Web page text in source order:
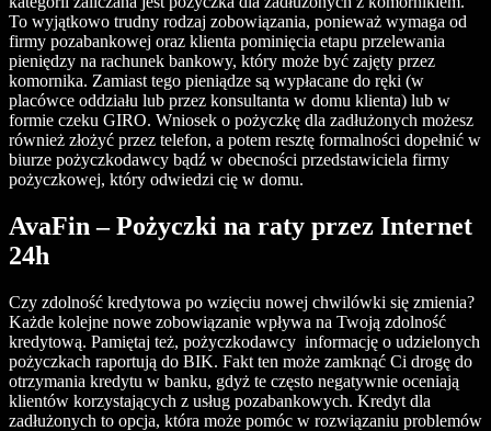
To wyjątkowo trudny rodzaj zobowiązania, ponieważ wymaga od
firmy pozabankowej oraz klienta pominięcia etapu przelewania
pieniędzy na rachunek bankowy, który może być zajęty przez
komornika. Zamiast tego pieniądze są wypłacane do ręki (w
placówce oddziału lub przez konsultanta w domu klienta) lub w
formie czeku GIRO. Wniosek o pożyczkę dla zadłużonych możesz
również złożyć przez telefon, a potem resztę formalności dopełnić w
biurze pożyczkodawcy bądź w obecności przedstawiciela firmy
pożyczkowej, który odwiedzi cię w domu.
AvaFin – Pożyczki na raty przez Internet
24h
Czy zdolność kredytowa po wzięciu nowej chwilówki się zmienia?
Każde kolejne nowe zobowiązanie wpływa na Twoją zdolność
kredytową. Pamiętaj też, pożyczkodawcy informację o udzielonych
pożyczkach raportują do BIK. Fakt ten może zamknąć Ci drogę do
otrzymania kredytu w banku, gdyż te często negatywnie oceniają
klientów korzystających z usług pozabankowych. Kredyt dla
zadłużonych to opcja, która może pomóc w rozwiązaniu problemów